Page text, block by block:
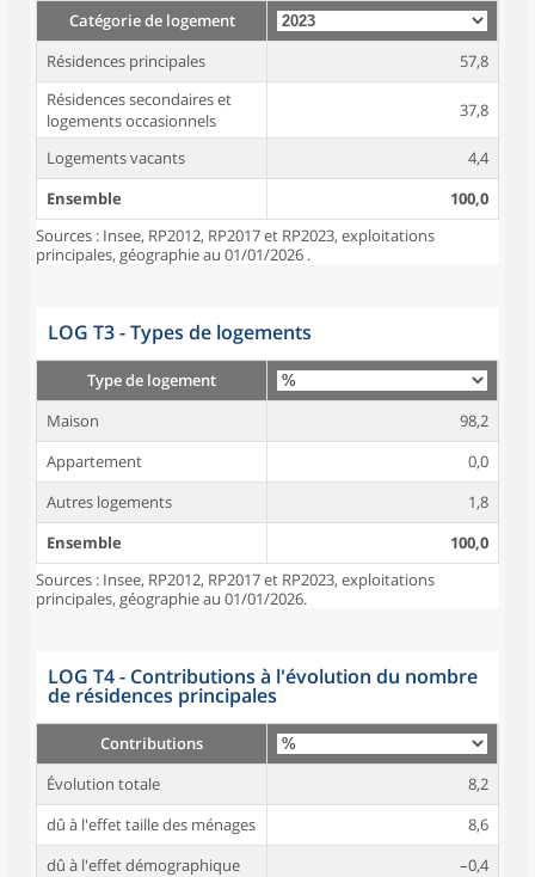
Catégorie de logement
Résidences principales
57,8
Résidences secondaires et
logements occasionnels
37,8
Logements vacants
4,4
Ensemble
100,0
Sources : Insee, RP2012, RP2017 et RP2023, exploitations
principales, géographie au 01/01/2026 .
LOG T3 - Types de logements
Type de logement
Maison
98,2
Appartement
0,0
Autres logements
1,8
Ensemble
100,0
Sources : Insee, RP2012, RP2017 et RP2023, exploitations
principales, géographie au 01/01/2026.
LOG T4 - Contributions à l'évolution du nombre
de résidences principales
Contributions
Évolution totale
8,2
dû à l'effet taille des ménages
8,6
dû à l'effet démographique
–0,4